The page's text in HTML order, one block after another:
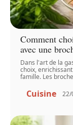
Comment
avec une
Dans l'art de la
choix,
famille. Les
Cuisine 22/